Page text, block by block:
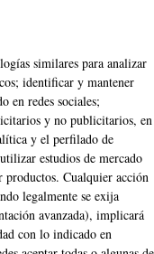
similares para analizar
identificar y mantener
en redes sociales;
y no publicitarios, en
y el perfilado de
estudios de mercado
Cualquier acción
legalmente se exija
avanzada), implicará
con lo indicado en